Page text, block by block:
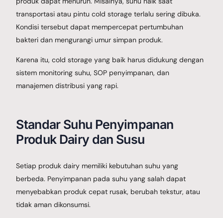
transportasi atau pintu cold storage terlalu sering dibuka.
Kondisi tersebut dapat mempercepat pertumbuhan
bakteri dan mengurangi umur simpan produk.
Karena itu, cold storage yang baik harus didukung dengan
sistem monitoring suhu, SOP penyimpanan, dan
manajemen distribusi yang rapi.
Standar Suhu Penyimpanan
Produk Dairy dan Susu
Setiap produk dairy memiliki kebutuhan suhu yang
berbeda. Penyimpanan pada suhu yang salah dapat
menyebabkan produk cepat rusak, berubah tekstur, atau
tidak aman dikonsumsi.